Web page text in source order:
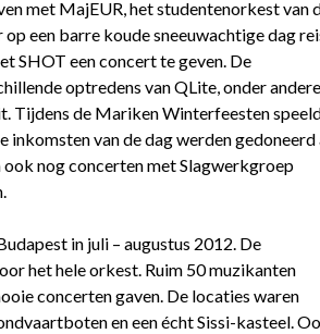
met MajEUR, het studentenorkest van
een barre koude sneeuwachtige dag
SHOT een concert te geven. De
optredens van QLite, onder
Tijdens de Mariken Winterfeesten
inkomsten van de dag werden gedoneerd
nog concerten met Slagwerkgroep
in juli – augustus 2012. De
het hele orkest. Ruim 50 muzikanten
concerten gaven. De locaties waren
en een écht Sissi-kasteel.